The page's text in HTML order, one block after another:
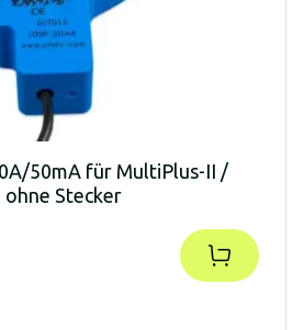
50mA für MultiPlus-II /
Stecker